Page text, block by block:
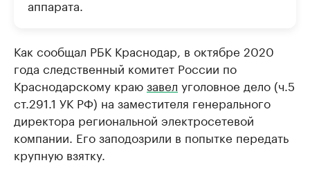
аппарата.
Как сообщал РБК Краснодар, в октябре 2020
года следственный комитет России по
Краснодарскому краюзавел уголовное дело (ч.5
ст.291.1 УК РФ) на заместителя генерального
директора региональной электросетевой
компании. Его заподозрили в попытке передать
крупную взятку.